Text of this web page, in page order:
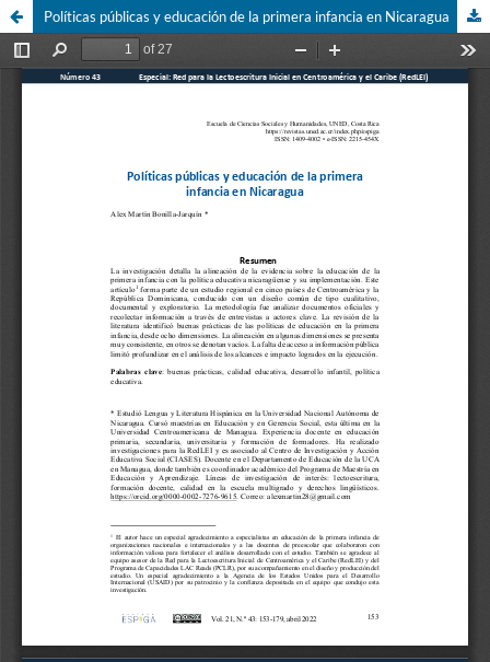
Políticas públicas y educación de la primera infancia en Nicaragua